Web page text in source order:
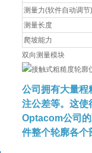
测量力(软件自动调节)
测量长度
爬坡能力
双向测量模块
公司拥有大量程
注公差等。这使
Optacom公司
件整个轮廓各个